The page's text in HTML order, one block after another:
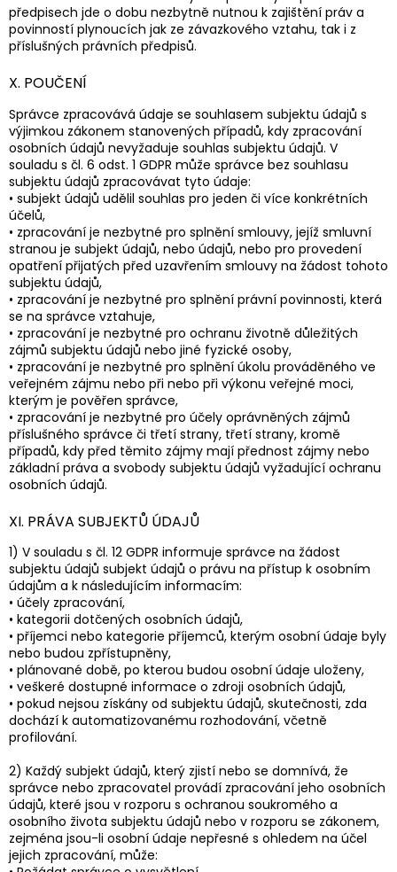
předpisech jde o dobu nezbytně nutnou k zajištění práv a
povinností plynoucích jak ze závazkového vztahu, tak i z
příslušných právních předpisů.
X. POUČENÍ
Správce zpracovává údaje se souhlasem subjektu údajů s
výjimkou zákonem stanovených případů, kdy zpracování
osobních údajů nevyžaduje souhlas subjektu údajů. V
souladu s čl. 6 odst. 1 GDPR může správce bez souhlasu
subjektu údajů zpracovávat tyto údaje:
• subjekt údajů udělil souhlas pro jeden či více konkrétních
účelů,
• zpracování je nezbytné pro splnění smlouvy, jejíž smluvní
stranou je subjekt údajů, nebo údajů, nebo pro provedení
opatření přijatých před uzavřením smlouvy na žádost tohoto
subjektu údajů,
• zpracování je nezbytné pro splnění právní povinnosti, která
se na správce vztahuje,
• zpracování je nezbytné pro ochranu životně důležitých
zájmů subjektu údajů nebo jiné fyzické osoby,
• zpracování je nezbytné pro splnění úkolu prováděného ve
veřejném zájmu nebo při nebo při výkonu veřejné moci,
kterým je pověřen správce,
• zpracování je nezbytné pro účely oprávněných zájmů
příslušného správce či třetí strany, třetí strany, kromě
případů, kdy před těmito zájmy mají přednost zájmy nebo
základní práva a svobody subjektu údajů vyžadující ochranu
osobních údajů.
XI. PRÁVA SUBJEKTŮ ÚDAJŮ
1) V souladu s čl. 12 GDPR informuje správce na žádost
subjektu údajů subjekt údajů o právu na přístup k osobním
údajům a k následujícím informacím:
• účely zpracování,
• kategorii dotčených osobních údajů,
• příjemci nebo kategorie příjemců, kterým osobní údaje byly
nebo budou zpřístupněny,
• plánované době, po kterou budou osobní údaje uloženy,
• veškeré dostupné informace o zdroji osobních údajů,
• pokud nejsou získány od subjektu údajů, skutečnosti, zda
dochází k automatizovanému rozhodování, včetně
profilování.
2) Každý subjekt údajů, který zjistí nebo se domnívá, že
správce nebo zpracovatel provádí zpracování jeho osobních
údajů, které jsou v rozporu s ochranou soukromého a
osobního života subjektu údajů nebo v rozporu se zákonem,
zejména jsou-li osobní údaje nepřesné s ohledem na účel
jejich zpracování, může: